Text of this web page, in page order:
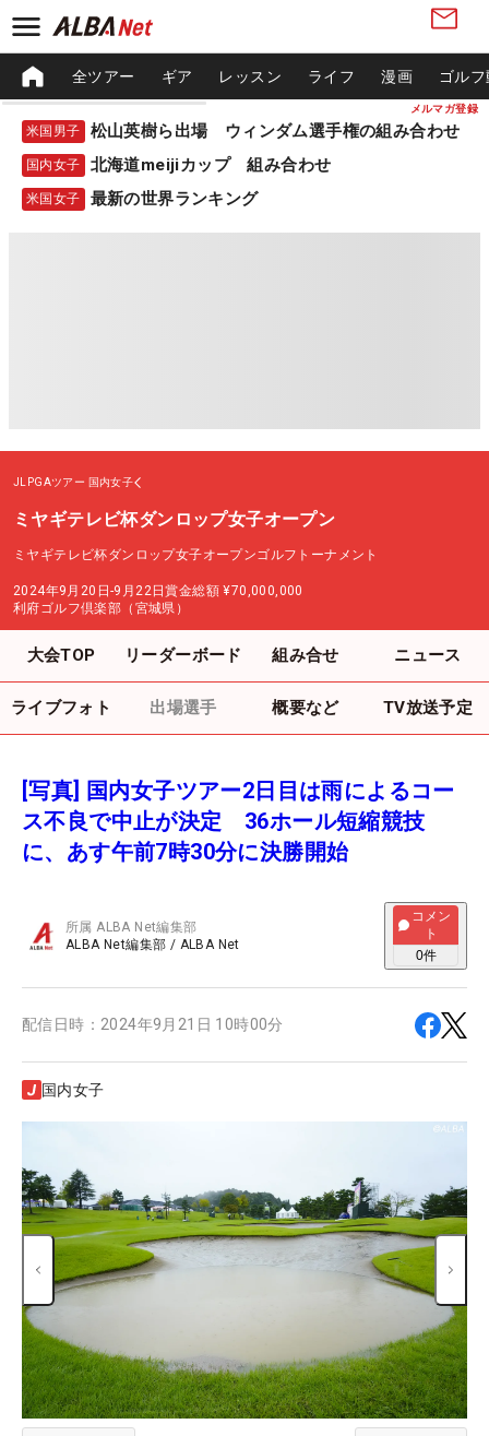
メルマガ登録
全ツアー ギア レッスン ライフ 漫画 ゴル
米国男子 松山英樹ら出場 ウィンダム選手権の組み合わせ
国内女子 北海道meijiカップ 組み合わせ
米国女子 最新の世界ランキング
JLPGAツアー 国内女子
ミヤギテレビ杯ダンロップ女子オープン
ミヤギテレビ杯ダンロップ女子オープンゴルフトーナメント
2024年9月20日-9月22日賞金総額 ¥70,000,000
利府ゴルフ倶楽部（宮城県）
大会TOP リーダーボード 組み合せ ニュース
ライブフォト 出場選手 概要など TV放送予定
[写真] 国内女子ツアー2日目は雨によるコー
ス不良で中止が決定 36ホール短縮競技
に、あす午前7時30分に決勝開始
所属ALBA Net編集部
ALBA Net編集部 / ALBA Net
コメン
ト
0件
配信日時： 2024年9月21日 10時00分
国内女子